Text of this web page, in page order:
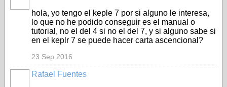
hola, yo tengo el keple 7 por si alguno le interesa,
lo que no he podido conseguir es el manual o
tutorial, no el del 4 si no el del 7, y si alguno sabe si
en el keplr 7 se puede hacer carta ascencional?
23 Sep 2016
Rafael Fuentes